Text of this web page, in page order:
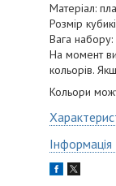
Матеріал:
Розмір
Вага набору:
На момент
кольорів.
Кольори